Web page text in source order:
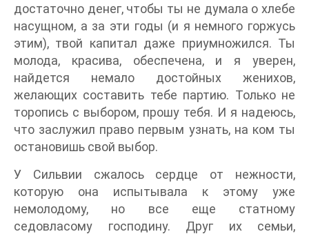
достаточно денег, чтобы ты не думала о хлебе
насущном, а за эти годы (и я немного горжусь
этим), твой капитал даже приумножился. Ты
молода, красива, обеспечена, и я уверен,
найдется немало достойных женихов,
желающих составить тебе партию. Только не
торопись с выбором, прошу тебя. И я надеюсь,
что заслужил право первым узнать, на ком ты
остановишь свой выбор.
У Сильвии сжалось сердце от нежности,
которую она испытывала к этому уже
немолодому, но все еще статному
седовласому господину. Друг их семьи,